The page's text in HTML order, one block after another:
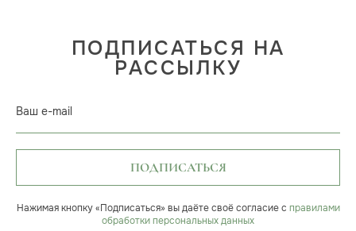
ПОДПИСАТЬСЯ НА
РАССЫЛКУ
Ваш e-mail
ПОДПИСАТЬСЯ
Нажимая кнопку «Подписаться» вы даёте своё согласие с правилами
обработки персональных данных